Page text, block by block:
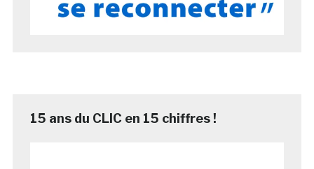
15 ans du CLIC en 15 chiffres !